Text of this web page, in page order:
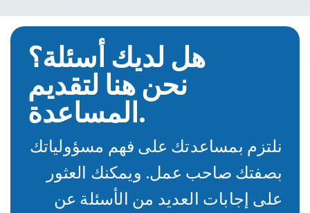
هل لديك أسئلة؟
نحن هنا لتقديم
المساعدة.
نلتزم بمساعدتك على فهم مسؤولياتك
بصفتك صاحب عمل. ويمكنك العثور
على إجابات العديد من الأسئلة عن